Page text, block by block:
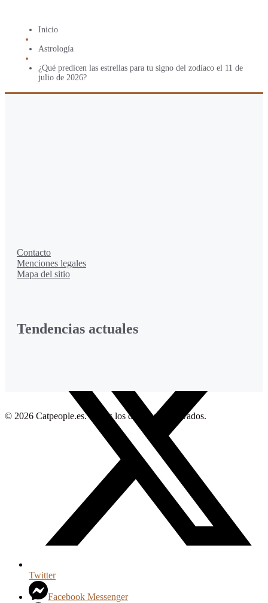
Inicio
Astrología
¿Qué predicen las estrellas para tu signo del zodíaco el 11 de
julio de 2026?
Contacto
Menciones legales
Mapa del sitio
Tendencias actuales
© 2026 Catpeople.es. Todos los derechos reservados.
Facebook
Twitter
Facebook Messenger